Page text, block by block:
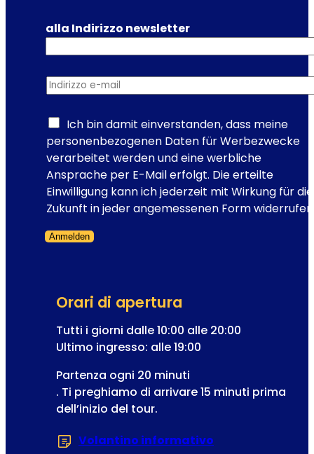
a
:
l
a
s
d
e
d
e
l
l
e
t
t
alla Indirizzo newsletter
Indirizzo e-mail
Ich bin damit einverstanden, dass meine
personenbezogenen Daten für Werbezwecke
verarbeitet werden und eine werbliche
Ansprache per E-Mail erfolgt. Die erteilte
Einwilligung kann ich jederzeit mit Wirkung für die
Zukunft in jeder angemessenen Form
Anmelden
Orari di apertura
Tutti i giorni dalle 10:00 alle 20:00
Ultimo ingresso: alle 19:00
Partenza ogni 20 minuti
. Ti preghiamo di arrivare 15 minuti prima
dell’inizio del tour.
Volantino informativo